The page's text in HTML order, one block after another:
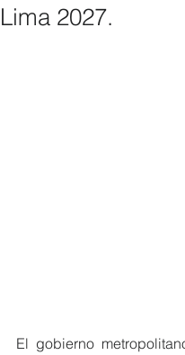
Lima 2027.
El gobierno